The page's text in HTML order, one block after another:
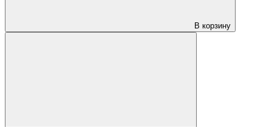
В корзину